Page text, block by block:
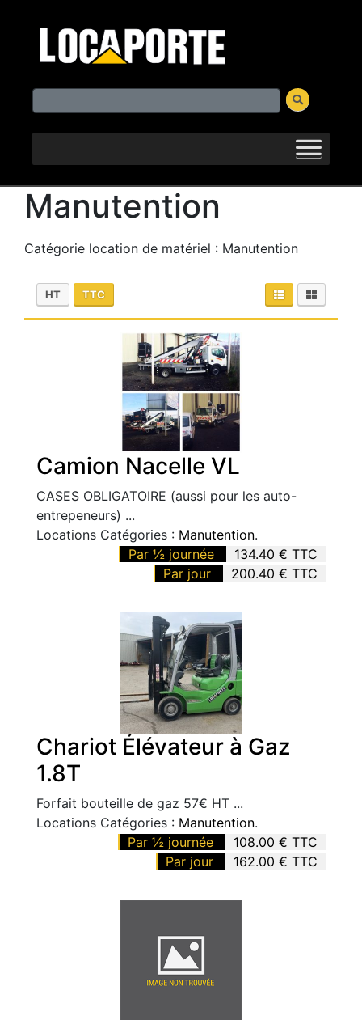
Manutention
Catégorie location de matériel : Manutention
HT TTC
Camion Nacelle VL
CASES OBLIGATOIRE (aussi pour les auto-
entrepeneurs) ...
Locations Catégories : Manutention.
Par ½ journée
134.40 € TTC
Par jour
200.40 € TTC
Chariot Élévateur à Gaz
1.8T
Forfait bouteille de gaz 57€ HT ...
Locations Catégories : Manutention.
Par ½ journée
108.00 € TTC
Par jour
162.00 € TTC